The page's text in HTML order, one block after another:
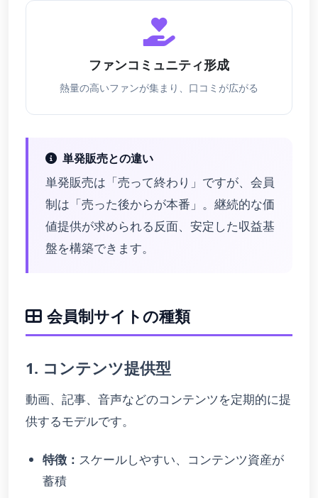
ファンコミュニティ形成
熱量の高いファンが集まり、口コミが広がる
単発販売との違い
単発販売は「売って終わり」ですが、会員
制は「売った後からが本番」。継続的な価
値提供が求められる反面、安定した収益基
盤を構築できます。
会員制サイトの種類
1. コンテンツ提供型
動画、記事、音声などのコンテンツを定期的に提
供するモデルです。
特徴： スケールしやすい、コンテンツ資産が
蓄積